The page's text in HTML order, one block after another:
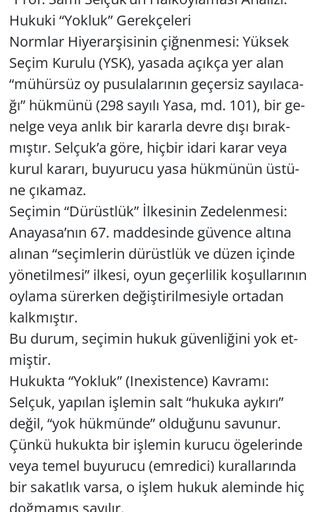
Hu­ku­ki “Yok­luk” Ge­rek­çe­le­ri
Norm­lar Hi­ye­rar­şi­si­nin çiğ­nen­me­si: Yük­sek
Seçim Ku­ru­lu (YSK), ya­sa­da açık­ça yer alan
“mü­hür­süz oy pu­su­la­la­rı­nın ge­çer­siz sa­yı­la­ca­
ğı” hük­mü­nü (298 sa­yı­lı Yasa, md. 101), bir ge­
nel­ge veya anlık bir ka­rar­la devre dışı bı­rak­
mış­tır. Sel­çuk’a göre, hiç­bir idari karar veya
kurul ka­ra­rı, bu­yu­ru­cu yasa hük­mü­nün üs­tü­
ne çı­ka­maz.
Se­çi­min “Dü­rüst­lük” İlke­si­nin Ze­de­len­me­si:
Ana­ya­sa’nın 67. mad­de­sin­de gü­ven­ce al­tı­na
alı­nan “se­çim­le­rin dü­rüst­lük ve düzen için­de
yö­ne­til­me­si” il­ke­si, oyun ge­çer­li­lik ko­şul­la­rı­nın
oy­la­ma sü­rer­ken de­ğiş­ti­ril­me­siy­le or­ta­dan
kalk­mış­tır.
Bu durum, se­çi­min hukuk gü­ven­li­ği­ni yok et­
miş­tir.
Hu­kuk­ta “Yok­luk” (Ine­xis­ten­ce) Kav­ra­mı:
Sel­çuk, ya­pı­lan iş­le­min salt “hu­ku­ka ay­kı­rı”
değil, “yok hük­mün­de” ol­du­ğu­nu sa­vu­nur.
Çünkü hu­kuk­ta bir iş­le­min ku­ru­cu öge­le­rin­de
veya temel bu­yu­ru­cu (em­re­di­ci) ku­ral­la­rın­da
bir sa­kat­lık varsa, o işlem hukuk ale­min­de hiç
doğ­ma­mış sa­yı­lır.